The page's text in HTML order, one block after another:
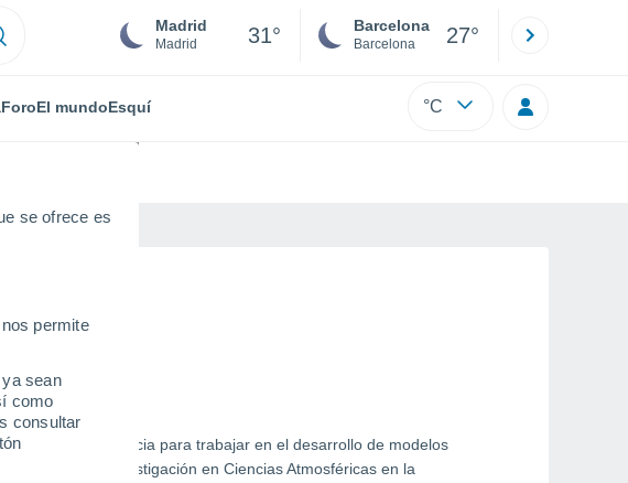
se ofrece es
permite
sean
como
consultar
Madrid
Madrid 31° Barcelona
Barcelona 27°
ForoEl mundoEsquí °C
a Francia para trabajar en el desarrollo de modelos
máster de investigación en Ciencias Atmosféricas en la